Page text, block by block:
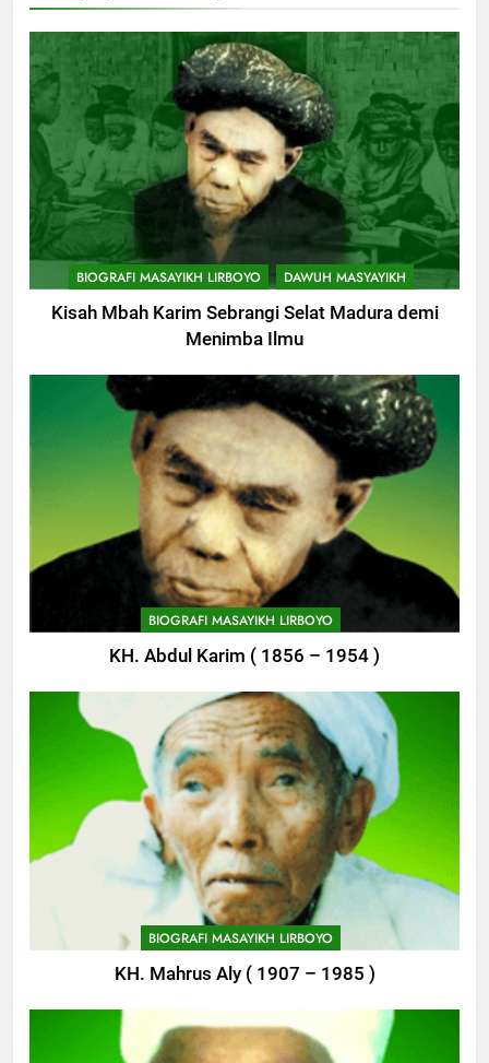
BIOGRAFI MASAYIKH LIRBOYO DAWUH MASYAYIKH
Kisah Mbah Karim Sebrangi Selat Madura demi
Menimba Ilmu
BIOGRAFI MASAYIKH LIRBOYO
KH. Abdul Karim ( 1856 – 1954 )
BIOGRAFI MASAYIKH LIRBOYO
KH. Mahrus Aly ( 1907 – 1985 )
Himasal Semen Sumbang
Pembangunan Kantor Himasal
POJOK LIRBOYO
745
Delegasi MQK Kota Kediri
Menuju Probolinggo
POJOK LIRBOYO
Haflah Akhirussanah, Lirboyo
Gelar Pameran
POJOK LIRBOYO
747
Silaturahi dan Istighosah